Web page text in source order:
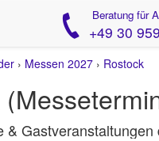
Beratung für
+49 30
› Messen 2027 › Rostock
&